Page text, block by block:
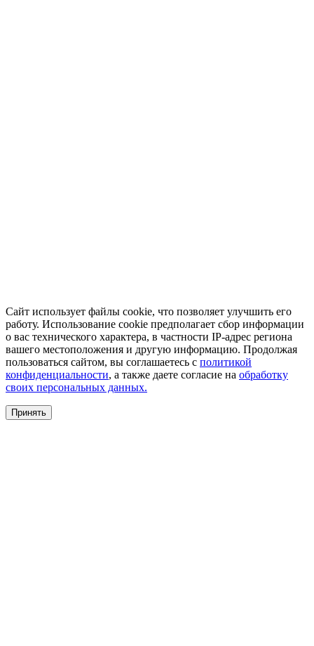
Сайт использует файлы cookie, что позволяет улучшить его
работу. Использование cookie предполагает сбор информации
о вас технического характера, в частности IP-адрес региона
вашего местоположения и другую информацию. Продолжая
пользоваться сайтом, вы соглашаетесь с политикой
конфиденциальности, а также даете согласие на обработку
своих персональных данных.
Принять